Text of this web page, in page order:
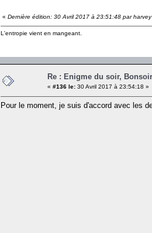
« Dernière édition: 30 Avril 2017 à 23:51:48 par harvey
L'entropie vient en mangeant.
Re : Enigme du soir,
« #136 le: 30 Avril 2017 à 23:54:18 »
Pour le moment, je suis d'accord avec les